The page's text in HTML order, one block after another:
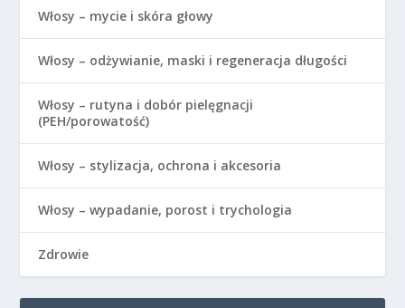
Włosy – mycie i skóra głowy
Włosy – odżywianie, maski i regeneracja długości
Włosy – rutyna i dobór pielęgnacji
(PEH/porowatość)
Włosy – stylizacja, ochrona i akcesoria
Włosy – wypadanie, porost i trychologia
Zdrowie